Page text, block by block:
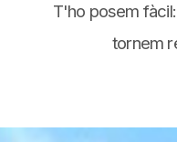
T'ho posem
tornem